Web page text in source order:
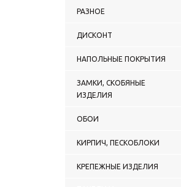
РАЗНОЕ
ДИСКОНТ
НАПОЛЬНЫЕ ПОКРЫТИЯ
ЗАМКИ, СКОБЯНЫЕ
ИЗДЕЛИЯ
ОБОИ
КИРПИЧ, ПЕСКОБЛОКИ
КРЕПЕЖНЫЕ ИЗДЕЛИЯ